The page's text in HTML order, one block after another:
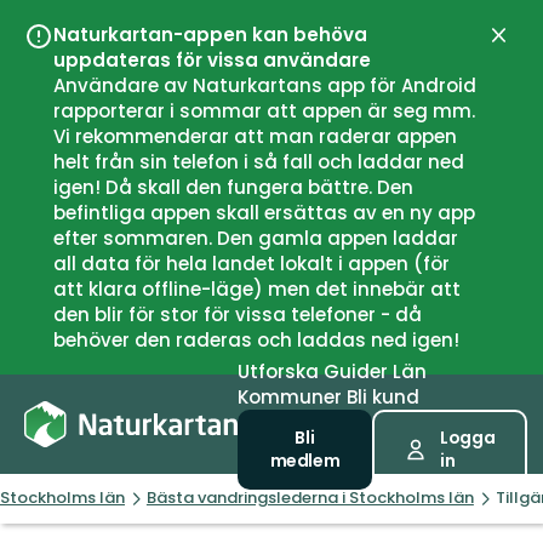
Naturkartan-appen kan behöva
uppdateras för vissa användare
Användare av Naturkartans app för Android
rapporterar i sommar att appen är seg mm.
Vi rekommenderar att man raderar appen
helt från sin telefon i så fall och laddar ned
igen! Då skall den fungera bättre. Den
befintliga appen skall ersättas av en ny app
efter sommaren. Den gamla appen laddar
all data för hela landet lokalt i appen (för
att klara offline-läge) men det innebär att
den blir för stor för vissa telefoner - då
behöver den raderas och laddas ned igen!
UtforskaGuiderLän
Kommuner Bli kund
Bli
medlem
Logga
in
Stockholms län Bästa vandringslederna i Stockholms län